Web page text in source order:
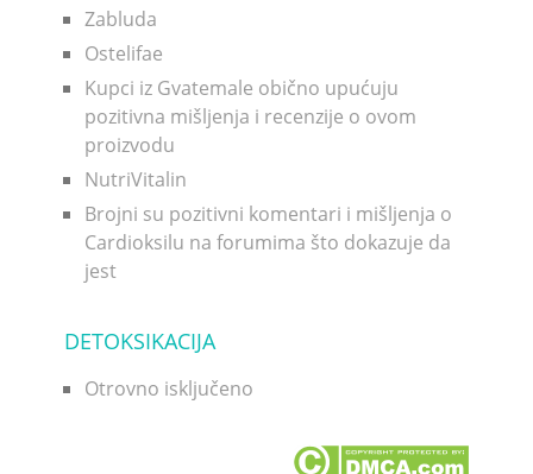
Zabluda
Ostelifae
Kupci iz Gvatemale obično upućuju
pozitivna mišljenja i recenzije o ovom
proizvodu
NutriVitalin
Brojni su pozitivni komentari i mišljenja o
Cardioksilu na forumima što dokazuje da
jest
DETOKSIKACIJA
Otrovno isključeno